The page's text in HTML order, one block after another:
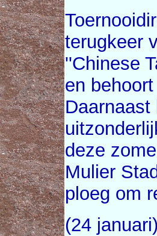
terugkeer
''Chinese
en
deze
Mulier
ploeg om
(24 januari)